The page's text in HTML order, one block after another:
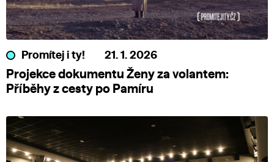
Promítej i ty! 21. 1. 2026
Projekce dokumentu Ženy za volantem:
Příběhy z cesty po Pamíru